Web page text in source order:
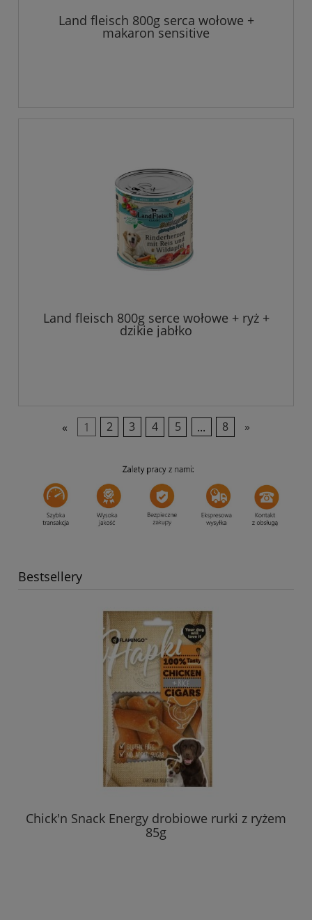
Land fleisch 800g serca wołowe +
makaron sensitive
Land fleisch 800g serce wołowe + ryż +
dzikie jabłko
« 1 2 3 4 5 ... 8 »
Bestsellery
Chick'n Snack Energy drobiowe rurki z ryżem
85g